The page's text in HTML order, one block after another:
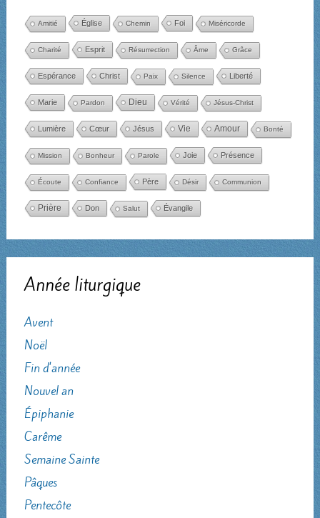
Amitié Église Chemin Foi Miséricorde
Charité Esprit Résurrection Âme Grâce
Espérance Christ Paix Silence Liberté
Marie Pardon Dieu Vérité Jésus-Christ
Lumière Cœur Jésus Vie Amour Bonté
Mission Bonheur Parole Joie Présence
Écoute Confiance Père Désir Communion
Prière Don Salut Évangile
Année liturgique
Avent
Noël
Fin d'année
Nouvel an
Épiphanie
Carême
Semaine Sainte
Pâques
Pentecôte